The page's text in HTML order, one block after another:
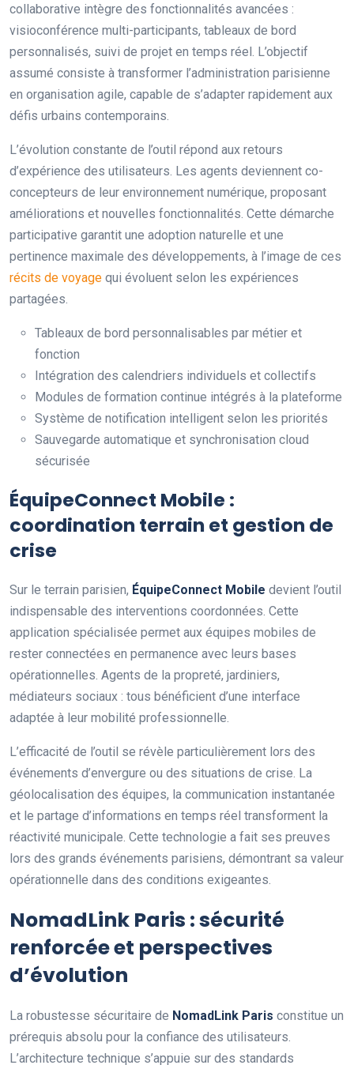
collaborative intègre des fonctionnalités avancées :
visioconférence multi-participants, tableaux de bord
personnalisés, suivi de projet en temps réel. L’objectif
assumé consiste à transformer l’administration parisienne
en organisation agile, capable de s’adapter rapidement aux
défis urbains contemporains.
L’évolution constante de l’outil répond aux retours
d’expérience des utilisateurs. Les agents deviennent co-
concepteurs de leur environnement numérique, proposant
améliorations et nouvelles fonctionnalités. Cette démarche
participative garantit une adoption naturelle et une
pertinence maximale des développements, à l’image de ces
récits de voyage qui évoluent selon les expériences
partagées.
Tableaux de bord personnalisables par métier et
fonction
Intégration des calendriers individuels et collectifs
Modules de formation continue intégrés à la plateforme
Système de notification intelligent selon les priorités
Sauvegarde automatique et synchronisation cloud
sécurisée
ÉquipeConnect Mobile :
coordination terrain et gestion de
crise
Sur le terrain parisien, ÉquipeConnect Mobile devient l’outil
indispensable des interventions coordonnées. Cette
application spécialisée permet aux équipes mobiles de
rester connectées en permanence avec leurs bases
opérationnelles. Agents de la propreté, jardiniers,
médiateurs sociaux : tous bénéficient d’une interface
adaptée à leur mobilité professionnelle.
L’efficacité de l’outil se révèle particulièrement lors des
événements d’envergure ou des situations de crise. La
géolocalisation des équipes, la communication instantanée
et le partage d’informations en temps réel transforment la
réactivité municipale. Cette technologie a fait ses preuves
lors des grands événements parisiens, démontrant sa valeur
opérationnelle dans des conditions exigeantes.
NomadLink Paris : sécurité
renforcée et perspectives
d’évolution
La robustesse sécuritaire de NomadLink Paris constitue un
prérequis absolu pour la confiance des utilisateurs.
L’architecture technique s’appuie sur des standards